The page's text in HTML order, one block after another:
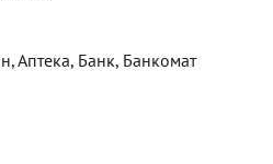
Аптека, Банк, Банкомат